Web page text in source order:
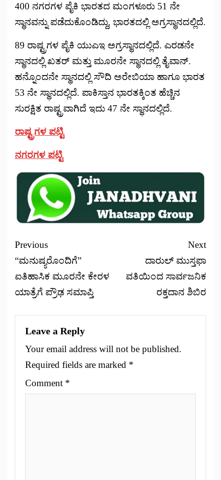
400 ನಗರಗಳ ಪೈಕಿ ಭಾರತದ ಮಂಗಳೂರು 51 ನೇ
ಸ್ಥಾನವನ್ನು ಪಡೆದುಕೊಂಡಿದ್ದು, ಭಾರತದಲ್ಲಿ ಅಗ್ರಸ್ಥಾನದಲ್ಲಿದೆ.
89 ರಾಷ್ಟ್ರಗಳ ಪೈಕಿ ಯುಎಇ ಅಗ್ರಸ್ಥಾನದಲ್ಲಿದೆ. ಎರಡನೇ
ಸ್ಥಾನದಲ್ಲಿ ಖತರ್ ಮತ್ತು ಮೂರನೇ ಸ್ಥಾನದಲ್ಲಿ ತೈವಾನ್.
ಹನ್ನೊಂದನೇ ಸ್ಥಾನದಲ್ಲಿ ಸೌದಿ ಅರೇಬಿಯಾ ಹಾಗೂ ಭಾರತ
53 ನೇ ಸ್ಥಾನದಲ್ಲಿದೆ. ಪಾಕಿಸ್ತಾನ ಭಾರತಕ್ಕಿಂತ ಹೆಚ್ಚಿನ
ಸುರಕ್ಷಿತ ರಾಷ್ಟ್ರವಾಗಿದೆ ಇದು 47 ನೇ ಸ್ಥಾನದಲ್ಲಿದೆ.
ರಾಷ್ಟ್ರಗಳ ಪಟ್ಟಿ
ನಗರಗಳ ಪಟ್ಟಿ
Previous
“ಮನುಷ್ಯರೊಂದಿಗೆ”
ಐತಿಹಾಸಿಕ ಮೂರನೇ ಕೇರಳ
ಯಾತ್ರೆಗೆ ಪ್ರೌಢ ಸಮಾಪ್ತಿ
Next
ದಾರುಲ್ ಮುಸ್ತಫಾ
ವತಿಯಿಂದ ಸಾರ್ವಜನಿಕ
ರಕ್ತದಾನ ಶಿಬಿರ
Leave a Reply
Your email address will not be published.
Required fields are marked *
Comment *